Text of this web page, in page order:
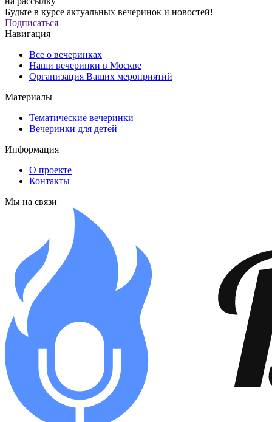
Будьте в курсе актуальных вечеринок и новостей!
Подписаться
Навигация
Все о вечеринках
Наши вечеринки в Москве
Организация Ваших мероприятий
Материалы
Тематические вечеринки
Вечеринки для детей
Информация
О проекте
Контакты
Мы на связи